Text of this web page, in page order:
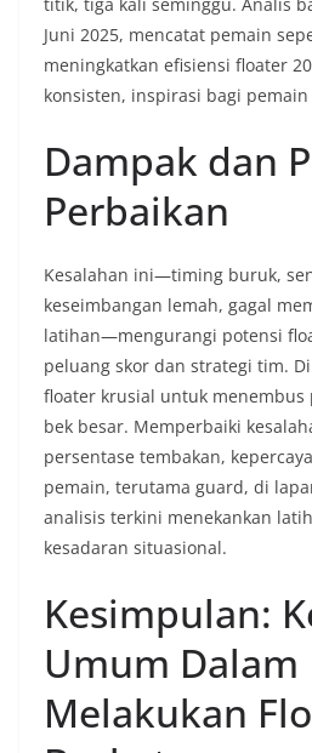
titik, tiga kali seminggu. Analis
Juni 2025, mencatat pemain
meningkatkan efisiensi floater
konsisten, inspirasi bagi
Dampak dan
Perbaikan
Kesalahan ini—timing buruk,
keseimbangan lemah, gagal
latihan—mengurangi potensi
peluang skor dan strategi tim.
floater krusial untuk menembus
bek besar. Memperbaiki
persentase tembakan,
pemain, terutama guard, di
analisis terkini menekankan
kesadaran situasional.
Kesimpulan:
Umum Dalam
Melakukan